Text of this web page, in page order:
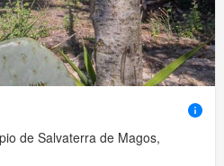
de Salvaterra de Magos,